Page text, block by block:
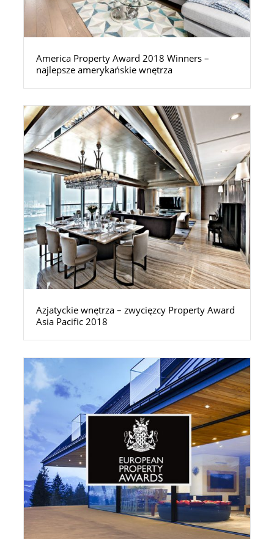
America Property Award 2018 Winners –
najlepsze amerykańskie wnętrza
Azjatyckie wnętrza – zwycięzcy Property Award
Asia Pacific 2018